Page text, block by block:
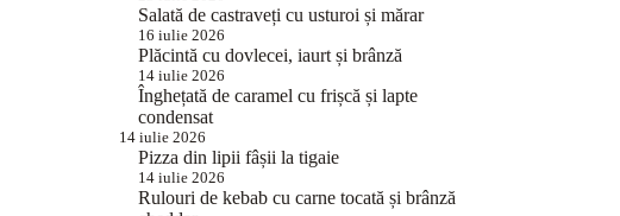
Salată de castraveți cu usturoi și mărar
16 iulie 2026
Plăcintă cu dovlecei, iaurt și brânză
14 iulie 2026
Înghețată de caramel cu frișcă și lapte
condensat
14 iulie 2026
Pizza din lipii fâșii la tigaie
14 iulie 2026
Rulouri de kebab cu carne tocată și brânză